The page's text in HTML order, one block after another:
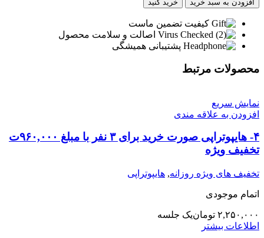
مستر
3
سی
سی
برای
با
مبلغ
1,035,000ت
تخفیف
ویژه
هر
سی
تومان
عدد
افزودن به سبد خرید خرید کنید
کیفیت تضمین ماست
اصالت و سلامت محصول
پشتیبانی همیشگی
محصولات مرتبط
نمایش سریع
افزودن به علاقه مندی
۴- هایپوتراپی صورت خرید برای ۳ نفر با مبلغ ۹۶۰,۰۰۰ت
تخفیف ویژه
تخفیف های ویژه روزانه, هایپوتراپی
اتمام موجودی
۲,۲۵۰,۰۰۰ تومانیک جلسه
اطلاعات بیشتر